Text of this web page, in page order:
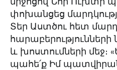
փոխանցեց
Տեր Աստծու հետ
և խոստումների մեջ։
պահե՛ք Իմ